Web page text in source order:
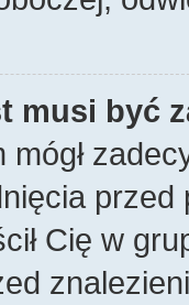
musi być
mógł
Cię w